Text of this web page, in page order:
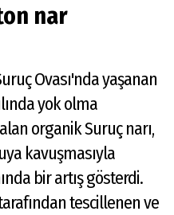
nar
Ovası'nda yaşanan
yok olma
organik Suruç narı,
kavuşmasıyla
bir artış gösterdi.
tescillenen ve